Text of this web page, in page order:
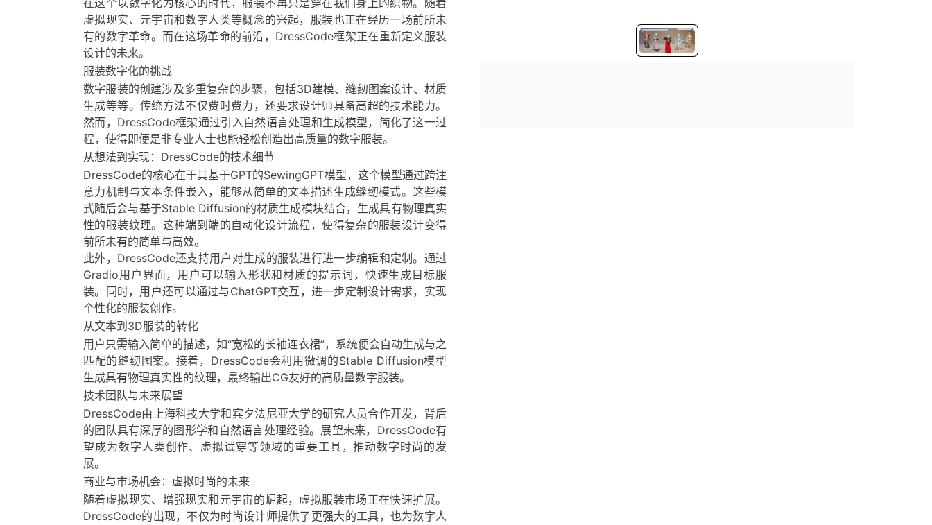
在这个以数字化为核心的时代，服装不再只是穿在我们身上的织物。随着
虚拟现实、元宇宙和数字人类等概念的兴起，服装也正在经历一场前所未
有的数字革命。而在这场革命的前沿，DressCode框架正在重新定义服装
设计的未来。
服装数字化的挑战
数字服装的创建涉及多重复杂的步骤，包括3D建模、缝纫图案设计、材质
生成等等。传统方法不仅费时费力，还要求设计师具备高超的技术能力。
然而，DressCode框架通过引入自然语言处理和生成模型，简化了这一过
程，使得即便是非专业人士也能轻松创造出高质量的数字服装。
从想法到实现：DressCode的技术细节
DressCode的核心在于其基于GPT的SewingGPT模型，这个模型通过跨注
意力机制与文本条件嵌入，能够从简单的文本描述生成缝纫模式。这些模
式随后会与基于Stable Diffusion的材质生成模块结合，生成具有物理真实
性的服装纹理。这种端到端的自动化设计流程，使得复杂的服装设计变得
前所未有的简单与高效。
此外，DressCode还支持用户对生成的服装进行进一步编辑和定制。通过
Gradio用户界面，用户可以输入形状和材质的提示词，快速生成目标服
装。同时，用户还可以通过与ChatGPT交互，进一步定制设计需求，实现
个性化的服装创作。
从文本到3D服装的转化
用户只需输入简单的描述，如“宽松的长袖连衣裙”，系统便会自动生成与之
匹配的缝纫图案。接着，DressCode会利用微调的Stable Diffusion模型
生成具有物理真实性的纹理，最终输出CG友好的高质量数字服装。
技术团队与未来展望
DressCode由上海科技大学和宾夕法尼亚大学的研究人员合作开发，背后
的团队具有深厚的图形学和自然语言处理经验。展望未来，DressCode有
望成为数字人类创作、虚拟试穿等领域的重要工具，推动数字时尚的发
展。
商业与市场机会：虚拟时尚的未来
随着虚拟现实、增强现实和元宇宙的崛起，虚拟服装市场正在快速扩展。
DressCode的出现，不仅为时尚设计师提供了更强大的工具，也为数字人